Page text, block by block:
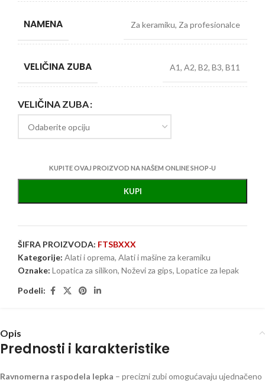
NAMENA Za keramiku, Za profesionalce
VELIČINA ZUBA A1, A2, B2, B3, B11
VELIČINA ZUBA
KUPITE OVAJ PROIZVOD NA NAŠEM ONLINE SHOP-U
KUPI
ŠIFRA PROIZVODA: FTSBXXX
Kategorije: Alati i oprema, Alati i mašine za keramiku
Oznake: Lopatica za silikon, Noževi za gips, Lopatice za lepak
Podeli:
Opis
Prednosti i karakteristike
Ravnomerna raspodela lepka – precizni zubi omogućavaju ujednačeno